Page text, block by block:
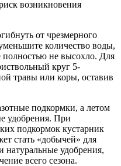
возникновения
от чрезмерного
количество воды,
полностью не высохло. Для
круг 5-
травы или коры, оставив
подкормки, а летом
удобрения. При
подкормок кустарник
стать «добычей» для
удобрения,
всего сезона.